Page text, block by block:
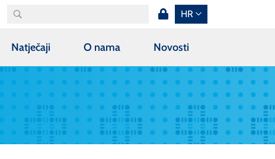
HR
Natječaji O nama Novosti